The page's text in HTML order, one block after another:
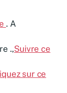
. A
.,Suivre ce
sur ce